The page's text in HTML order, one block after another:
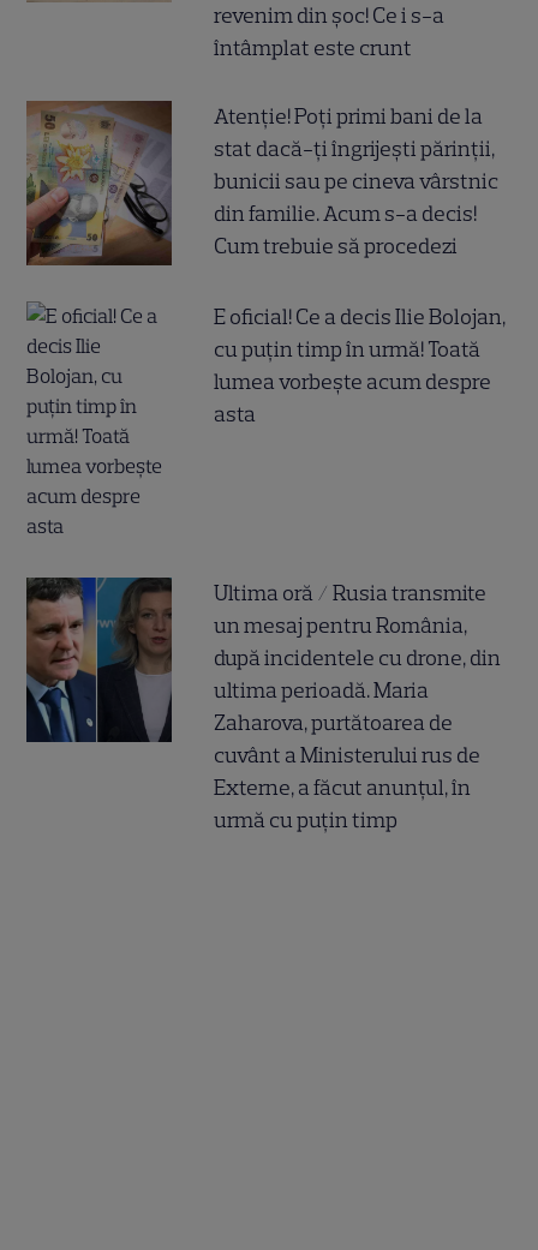
revenim din șoc! Ce i s-a
întâmplat este crunt
Atenție! Poți primi bani de la
stat dacă-ți îngrijești părinții,
bunicii sau pe cineva vârstnic
din familie. Acum s-a decis!
Cum trebuie să procedezi
E oficial! Ce a decis Ilie Bolojan,
cu puțin timp în urmă! Toată
lumea vorbește acum despre
asta
Ultima oră / Rusia transmite
un mesaj pentru România,
după incidentele cu drone, din
ultima perioadă. Maria
Zaharova, purtătoarea de
cuvânt a Ministerului rus de
Externe, a făcut anunțul, în
urmă cu puțin timp